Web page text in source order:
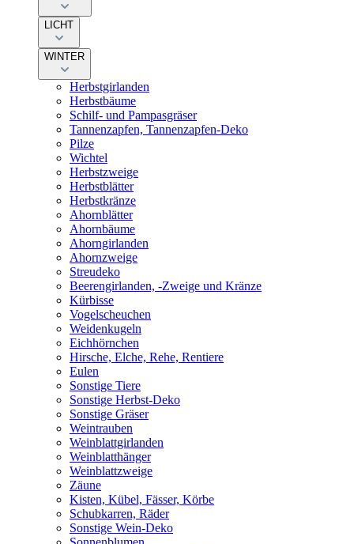
LICHT
WINTER
Herbstgirlanden
Herbstbäume
Schilf- und Pampasgräser
Tannenzapfen, Tannenzapfen-Deko
Pilze
Wichtel
Herbstzweige
Herbstblätter
Herbstkränze
Ahornblätter
Ahornbäume
Ahorngirlanden
Ahornzweige
Streudeko
Beerengirlanden, -Zweige und Kränze
Kürbisse
Vogelscheuchen
Weidenkugeln
Eichhörnchen
Hirsche, Elche, Rehe, Rentiere
Eulen
Sonstige Tiere
Sonstige Herbst-Deko
Sonstige Gräser
Weintrauben
Weinblattgirlanden
Weinblatthänger
Weinblattzweige
Zäune
Kisten, Kübel, Fässer, Körbe
Schubkarren, Räder
Sonstige Wein-Deko